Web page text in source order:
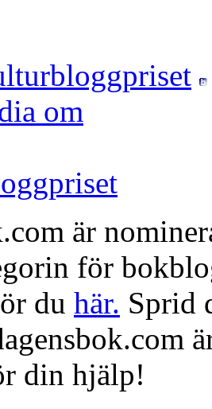
är
för
du här. Sprid
din hjälp!